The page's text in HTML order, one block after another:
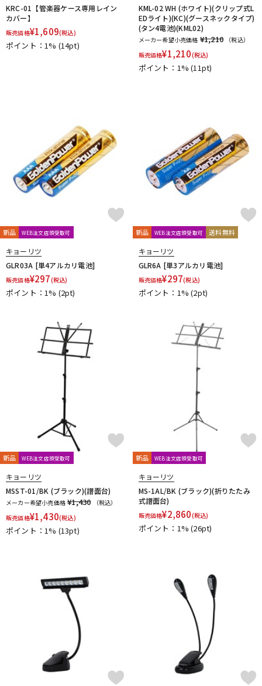
アンプ エフェクター
DJ機器
配信/ライブ機器 楽器アクセサリ
中古 ヴィンテージ
KRC-01【管楽器ケース専用レイン
カバー】
販売価格¥1,609(税込)
ポイント：1% (14pt)
KML-02 WH (ホワイト)(クリップ式L
EDライト)(KC)(グースネックタイプ)
(タン4電池)(KML02)
メーカー希望小売価格 ¥1,210
（税込）
販売価格¥1,210(税込)
ポイント：1%(11pt)
新品 WEB注文店頭受取可
キョーリツ
GLR03A [単4アルカリ電池]
販売価格¥297(税込)
ポイント：1% (2pt)
新品 WEB注文店頭受取可 送料無料
キョーリツ
GLR6A [単3アルカリ電池]
販売価格¥297(税込)
ポイント：1%(2pt)
新品 WEB注文店頭受取可
キョーリツ
MSST-01/BK (ブラック)(譜面台)
メーカー希望小売価格 ¥1,430
（税込）
販売価格¥1,430(税込)
ポイント：1% (13pt)
新品 WEB注文店頭受取可
キョーリツ
MS-1AL/BK (ブラック)(折りたたみ
式譜面台)
販売価格¥2,860(税込)
ポイント：1%(26pt)